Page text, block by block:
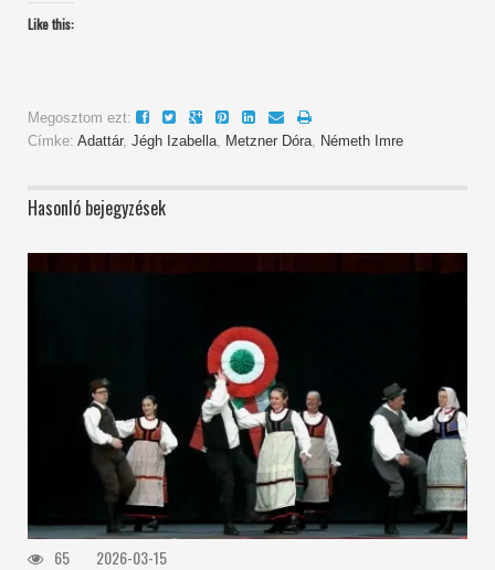
Like this:
Megosztom ezt:
Címke: Adattár, Jégh Izabella, Metzner Dóra, Németh Imre
Hasonló bejegyzések
65 2026-03-15